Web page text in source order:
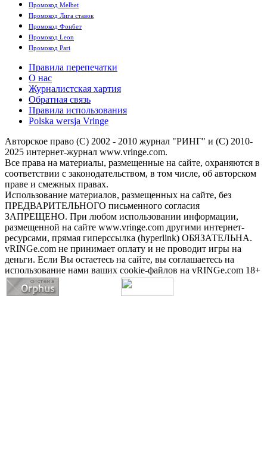
Промокод Melbet
Промокод Лига ставок
Промокод Фонбет
Промокод Leon
Промокод Pari
Правила перепечатки
О нас
Журналистская хартия
Обратная связь
Правила использования
Polska wersja Vringe
Авторское право (С) 2002 - 2010 журнал "РИНГ" и (С) 2010-
2025 интернет-журнал www.vringe.com.
Все права на материалы, размещенные на сайте, охраняются в
соответствии с законодательством, в том числе, об авторском
праве и смежных правах.
Использование материалов, размещенных на сайте, без
ПРЕДВАРИТЕЛЬНОГО письменного согласия
ЗАПРЕЩЕНО. При любом использовании информации,
размещенной на сайте www.vringe.com другими интернет-
ресурсами, прямая гиперссылка (hyperlink) ОБЯЗАТЕЛЬНА.
vRINGe.com не принимает оплату и не проводит игры на
деньги. Если Вы остаетесь на сайте, вы соглашаетесь на
использование нами ваших cookie-файлов на vRINGe.com 18+